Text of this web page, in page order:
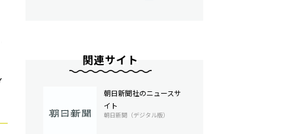
関連サイト
朝日新聞社のニュースサ
イト
朝日新聞（デジタル版）